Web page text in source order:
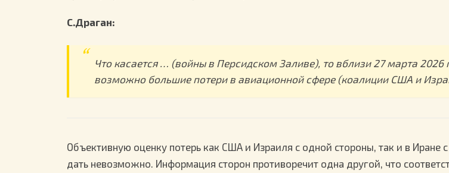
С.Драган:
Что касается … (войны в Персидском Заливе), то вблизи 27 марта 2026
возможно большие потери в авиационной сфере (коалиции США и
Объективную оценку потерь как США и Израиля с одной стороны, так и в Иране
дать невозможно. Информация сторон противоречит одна другой, что